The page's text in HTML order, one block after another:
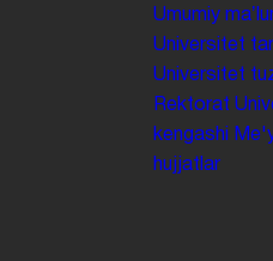
Umumiy
Universitet
Universitet
Rektorat
kengashi
hujjatlar